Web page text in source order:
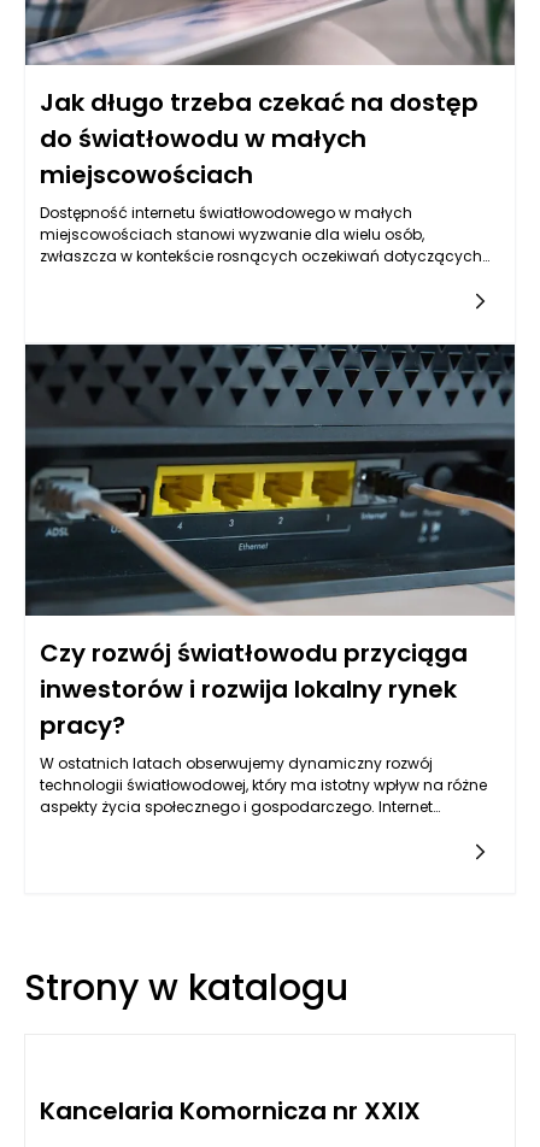
Jak długo trzeba czekać na dostęp
do światłowodu w małych
miejscowościach
Dostępność internetu światłowodowego w małych
miejscowościach stanowi wyzwanie dla wielu osób,
zwłaszcza w kontekście rosnących oczekiwań dotyczących
całego procesu inwestycyjnego. Z reguły zmiany te zachodzą
w cyklach kilkuletnich, co może skutkować opóźnieniami w
dostępie do nowoczesnych technologii w mniejszych
miejscowościach. Lokalne władze oraz zainteresowanie
samych mieszkańców ma ogromne znaczenie, ponieważ to
właśnie ich potrzeby i oczekiwania mogą wpływać na decyzje
inwestycyjne operatorów.
Czy rozwój światłowodu przyciąga
inwestorów i rozwija lokalny rynek
pracy?
W ostatnich latach obserwujemy dynamiczny rozwój
technologii światłowodowej, który ma istotny wpływ na różne
aspekty życia społecznego i gospodarczego. Internet
wygody i szybkości dostępu do informacji, ale także punktem
atrakcyjny dla inwestorów.
Strony w katalogu
Kancelaria Komornicza nr XXIX